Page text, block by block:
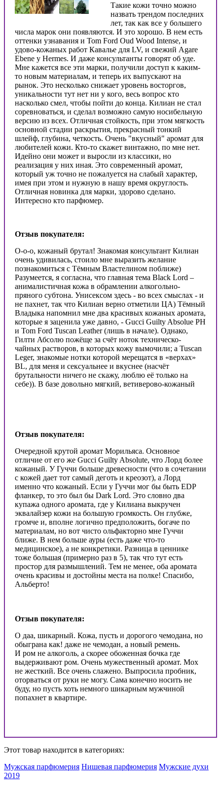
Такие кожи точно можно
назвать трендом последних
лет, так как все у большего
числа марок они появляются. И это хорошо. В нем есть
оттенки узнавания и Tom Ford Oud Wood Intense, и
удово-кожаных работ Кавалье для LV, и свежий Agare
Ebene у Hermes. И даже консультанты говорят об уде.
Мне кажется все эти марки, получили доступ к каким-
то новым материалам, и теперь их выпускают на
рынок. Это несколько снижает уровень восторгов,
уникальности тут нет ни у кого, весь вопрос кто
насколько смел, чтобы пойти до конца. Килиан не стал
соревноваться, и сделал возможно самую носибельную
версию из всех. Отличная стойкость, при этом мягкость
основной стадии раскрытия, прекрасный тонкий
шлейф, глубина, четкость. Очень "вкусный" аромат для
любителей кожи. Кто-то скажет винтажно, по мне нет.
Идейно они может и выросли из классики, но
реализация у них иная. Это современный аромат,
который уж точно не пожалуется на слабый характер,
имея при этом и нужную в нашу время округлость.
Отличная новинка для марки, здорово сделано.
Интересно кто парфюмер.
Отзыв покупателя:
О-о-о, кожаный брутал! Знакомая консультант Килиан
очень удивилась, стоило мне выразить желание
познакомиться с Тёмным Властелином поближе)
Разумеется, я согласна, что главная тема Black Lord –
анималистичная кожа в обрамлении алкогольно-
пряного субтона. Унисексом здесь - во всех смыслах - и
не пахнет, так что Килиан верно отметили ЦА) Тёмный
Владыка напомнил мне два красивых кожаных аромата,
которые я заценила уже давно, - Gucci Guilty Absolue PH
и Tom Ford Tuscan Leather (лишь в начале). Однако,
Гилти Абсолю пожёще за счёт ноток техническо-
чайных растворов, в которых кожу вымочили; а Tuscan
Leger, знакомые нотки которой мерещатся в «верхах»
BL, для меня и сексуальнее и вкуснее (насчёт
брутальности ничего не скажу, люблю её только на
себе)). В базе довольно мягкий, ветиверово-кожаный
Отзыв покупателя:
Очередной крутой аромат Морильяса. Основное
отличие от его же Gucci Guilty Absolute, что Лорд более
кожаный. У Гуччи больше древесности (что в сочетании
с кожей дает тот самый деготь и креозот), а Лорд
именно что кожаный. Если у Гуччи мог бы быть EDP
фланкер, то это был бы Dark Lord. Это словно два
купажа одного аромата, где у Килиана выкручен
эквалайзер кожи на большую громкость. Он глубже,
громче и, вполне логично предположить, богаче по
материалам, но вот чисто ольфакторно мне Гуччи
ближе. В нем больше ауры (есть даже что-то
медицинское), а не конкретики. Разница в ценнике
тоже большая (примерно раз в 5), так что тут есть
простор для размышлений. Тем не менее, оба аромата
очень красивы и достойны места на полке! Спасибо,
Альберто!
Отзыв покупателя:
О даа, шикарный. Кожа, пусть и дорогого чемодана, но
обыграна как! даже не чемодан, а новый ремень.
И ром не алкоголь, а скорее обоженная бочка где
выдерживают ром. Очень мужественный аромат. Мох
не жесткий. Все очень слажено. Выпросила пробник,
оторваться от руки не могу. Сама конечно носить не
буду, но пусть хоть немного шикарным мужчиной
попахнет в квартире.
Этот товар находится в категориях:
Мужская парфюмерия Нишевая парфюмерия Мужские духи
2019